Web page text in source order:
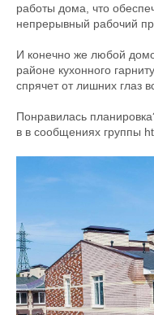
работы дома, что
непрерывный рабочий
И конечно же любой
районе кухонного
спрячет от лишних глаз
Понравилась
в в сообщениях группы